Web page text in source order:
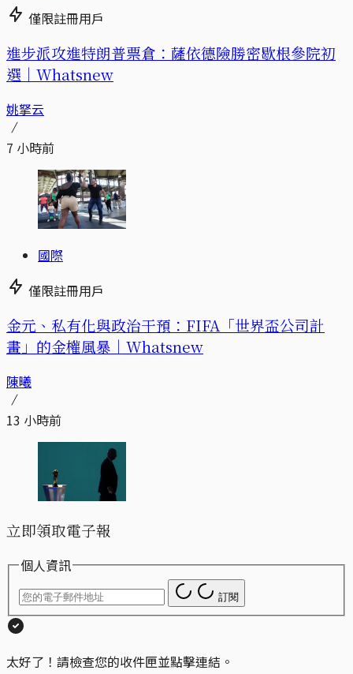
僅限註冊用戶
進步派攻進特朗普票倉：薩依德險勝密歇根參院初
選｜Whatsnew
姚拏云
7 小時前
國際
僅限註冊用戶
金元、私有化與政治干預：FIFA「世界盃公司計
畫」的金權風暴｜Whatsnew
陳曦
13 小時前
立即領取電子報
個人資訊
訂閱
太好了！請檢查您的收件匣並點擊連結。